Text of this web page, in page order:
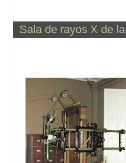
Sala de rayos X de